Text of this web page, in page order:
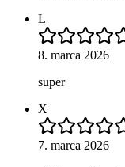
L
8. marca 2026
super
X
7. marca 2026